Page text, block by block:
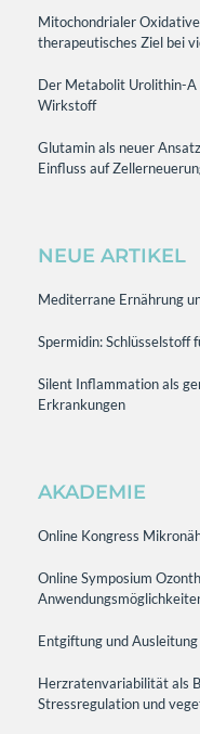
Mitochondrialer
therapeutisches Ziel bei
Der Metabolit Urolithin-
Wirkstoff
Glutamin als neuer
Einfluss auf
NEUE ARTIKEL
Mediterrane Ernährung
Spermidin: Schlüsselstoff
Silent Inflammation als
Erkrankungen
AKADEMIE
Online Kongress
Online Symposium
Entgiftung und
Herzratenvariabilität als
Stressregulation und